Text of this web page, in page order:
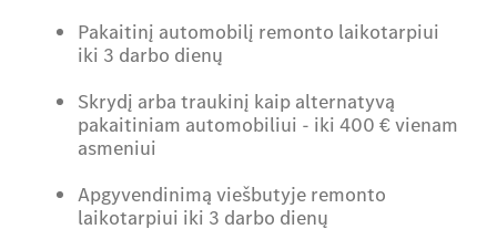
Pakaitinį automobilį remonto laikotarpiui
iki 3 darbo dienų
Skrydį arba traukinį kaip alternatyvą
pakaitiniam automobiliui - iki 400 € vienam
asmeniui
Apgyvendinimą viešbutyje remonto
laikotarpiui iki 3 darbo dienų